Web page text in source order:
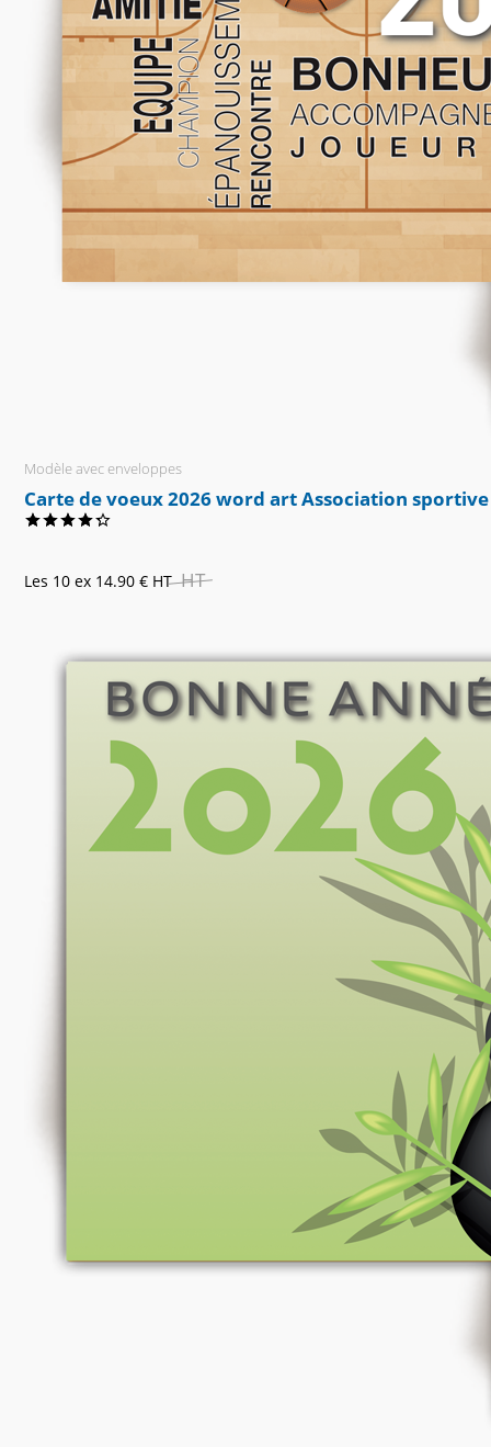
Modèle avec enveloppes
Carte de voeux 2026 word art Association sportive
Les 10 ex 14.90 € HT HT